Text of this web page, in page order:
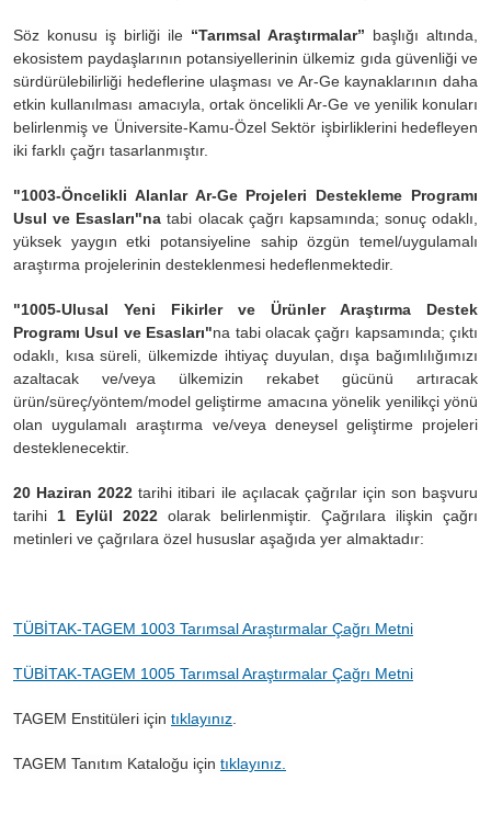
Söz konusu iş birliği ile “Tarımsal Araştırmalar” başlığı altında,
ekosistem paydaşlarının potansiyellerinin ülkemiz gıda güvenliği ve
sürdürülebilirliği hedeflerine ulaşması ve Ar-Ge kaynaklarının daha
etkin kullanılması amacıyla, ortak öncelikli Ar-Ge ve yenilik konuları
belirlenmiş ve Üniversite-Kamu-Özel Sektör işbirliklerini hedefleyen
iki farklı çağrı tasarlanmıştır.
"1003-Öncelikli Alanlar Ar-Ge Projeleri Destekleme Programı
Usul ve Esasları"natabi olacak çağrı kapsamında; sonuç odaklı,
yüksek yaygın etki potansiyeline sahip özgün temel/uygulamalı
araştırma projelerinin desteklenmesi hedeflenmektedir.
"1005-Ulusal Yeni Fikirler ve Ürünler Araştırma Destek
Programı Usul ve Esasları"na tabi olacak çağrı kapsamında; çıktı
odaklı, kısa süreli, ülkemizde ihtiyaç duyulan, dışa bağımlılığımızı
azaltacak ve/veya ülkemizin rekabet gücünü artıracak
ürün/süreç/yöntem/model geliştirme amacına yönelik yenilikçi yönü
olan uygulamalı araştırma ve/veya deneysel geliştirme projeleri
desteklenecektir.
20 Haziran 2022 tarihi itibari ile açılacak çağrılar için son başvuru
tarihi 1 Eylül 2022 olarak belirlenmiştir. Çağrılara ilişkin çağrı
metinleri ve çağrılara özel hususlar aşağıda yer almaktadır:
TÜBİTAK-TAGEM 1003 Tarımsal Araştırmalar Çağrı Metni
TÜBİTAK-TAGEM 1005 Tarımsal Araştırmalar Çağrı Metni
TAGEM Enstitüleri için tıklayınız
TAGEM Tanıtım Kataloğu için tıklayınız.